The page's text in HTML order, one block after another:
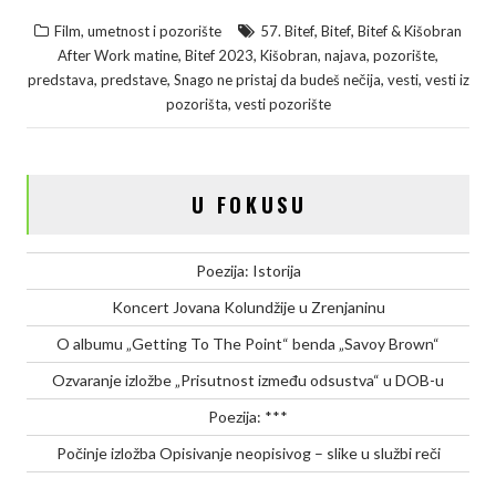
c
e
i
t
t
n
k
e
p
y
L
k
a
r
Film, umetnost i pozorište 57. Bitef, Bitef, Bitef & Kišobran
After Work matine, Bitef 2023, Kišobran, najava, pozorište,
predstava, predstave, Snago ne pristaj da budeš nečija, vesti, vesti iz
pozorišta, vesti pozorište
U FOKUSU
Poezija: Istorija
Koncert Jovana Kolundžije u Zrenjaninu
O albumu „Getting To The Point“ benda „Savoy Brown“
Ozvaranje izložbe „Prisutnost između odsustva“ u DOB-u
Poezija: ***
Počinje izložba Opisivanje neopisivog – slike u službi reči